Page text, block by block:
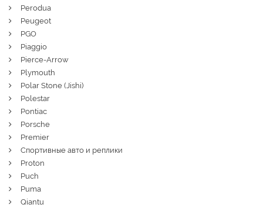
Perodua
Peugeot
PGO
Piaggio
Pierce-Arrow
Plymouth
Polar Stone (Jishi)
Polestar
Pontiac
Porsche
Premier
Спортивные авто и реплики
Proton
Puch
Puma
Qiantu